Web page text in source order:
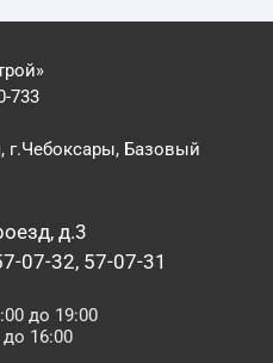
733
г.Чебоксары, Базовый
д.3
07-32, 57-07-31
до 19:00
до 16:00